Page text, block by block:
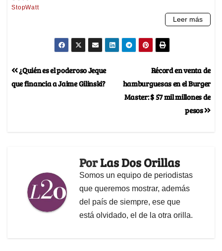
Récord en venta de
hamburguesas en el Burger
Master: $ 57 mil millones de
pesos
¿Quién es el poderoso Jeque
que financia a Jaime Gilinski?
PorLas Dos Orillas
Somos un equipo de periodistas
que queremos mostrar, además
del país de siempre, ese que
está olvidado, el de la otra orilla.